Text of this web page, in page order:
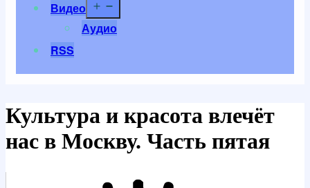
Видео
Аудио
RSS
Культура и красота влечёт
нас в Москву. Часть пятая